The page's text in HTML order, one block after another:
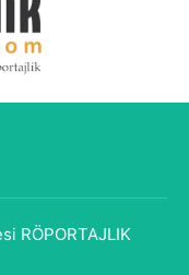
RÖPORTAJLIK